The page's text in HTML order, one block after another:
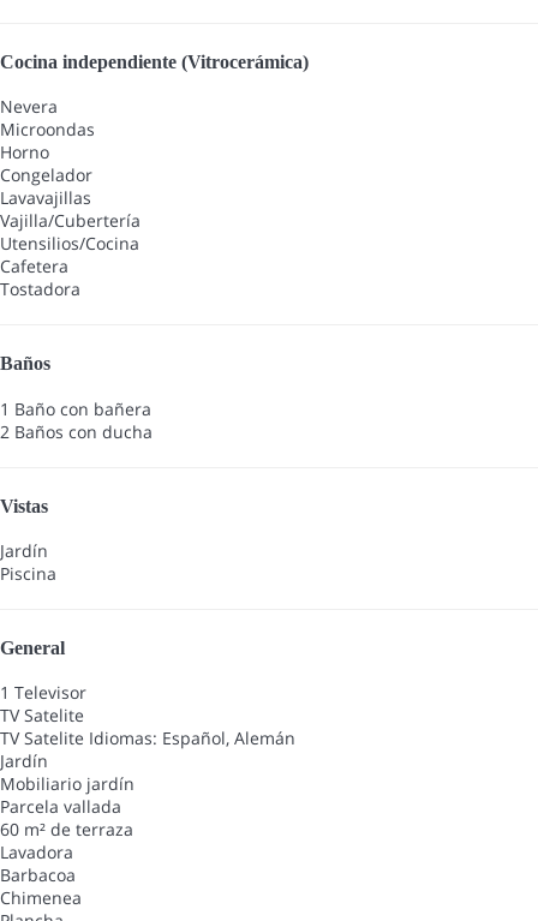
Cocina independiente (Vitrocerámica)
Nevera
Microondas
Horno
Congelador
Lavavajillas
Vajilla/Cubertería
Utensilios/Cocina
Cafetera
Tostadora
Baños
1 Baño con bañera
2 Baños con ducha
Vistas
Jardín
Piscina
General
1 Televisor
TV Satelite
TV Satelite Idiomas: Español, Alemán
Jardín
Mobiliario jardín
Parcela vallada
60 m² de terraza
Lavadora
Barbacoa
Chimenea